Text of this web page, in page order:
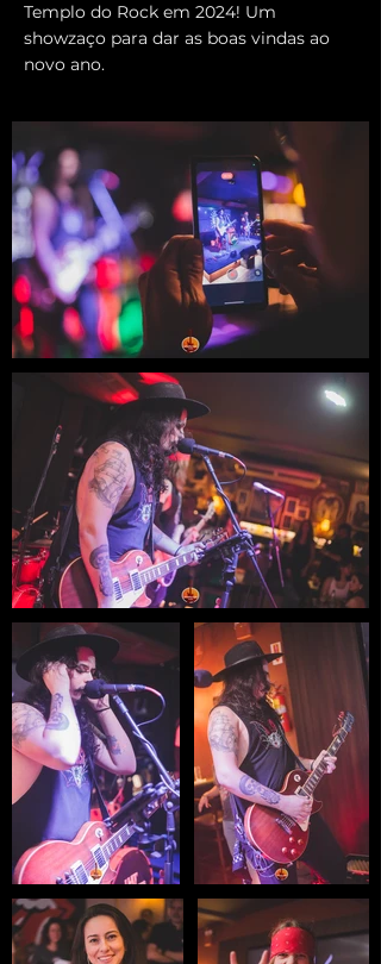
Templo do Rock em 2024! Um
showzaço para dar as boas vindas ao
novo ano.